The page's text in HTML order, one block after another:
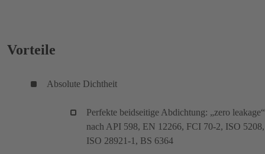
Vorteile
Absolute Dichtheit
Perfekte beidseitige Abdichtung: „zero leakage“
nach API 598, EN 12266, FCI 70-2, ISO 5208,
ISO 28921-1, BS 6364